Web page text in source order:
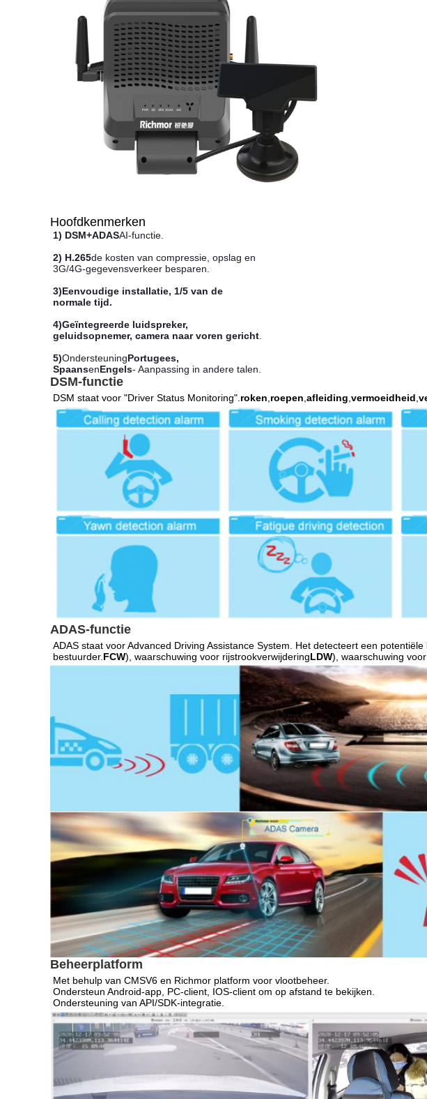
Hoofdkenmerken
1) DSM+ADASAI-functie.
2) H.265de kosten van compressie, opslag en
3G/4G-gegevensverkeer besparen.
3)Eenvoudige installatie, 1/5 van de
normale tijd.
4)Geïntegreerde luidspreker,
geluidsopnemer, camera naar voren gericht
5)OndersteuningPortugees,
SpaansenEngels- Aanpassing in andere talen.
DSM-functie
DSM staat voor "Driver Status Monitoring". roken roepen afleiding vermoeidheid
ADAS-functie
ADAS staat voor Advanced Driving Assistance System. Het detecteert een
bestuurder. FCW), waarschuwing voor rijstrookverwijderingLDW), waarschuwing
Beheerplatform
Met behulp van CMSV6 en Richmor platform voor vlootbeheer.
Ondersteun Android-app, PC-client, IOS-client om op afstand te bekijken.
Ondersteuning van API/SDK-integratie.